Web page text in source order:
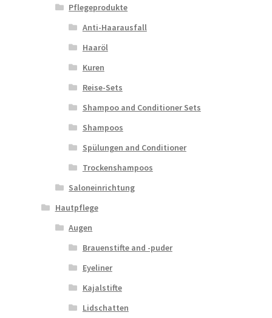
Pflegeprodukte
Anti-Haarausfall
Haaröl
Kuren
Reise-Sets
Shampoo and Conditioner Sets
Shampoos
Spülungen and Conditioner
Trockenshampoos
Saloneinrichtung
Hautpflege
Augen
Brauenstifte and -puder
Eyeliner
Kajalstifte
Lidschatten